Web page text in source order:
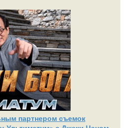
партнером съемок